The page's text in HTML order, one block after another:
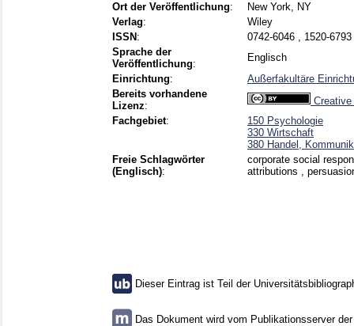
Ort der Veröffentlichung:
New York, NY
Verlag:
Wiley
ISSN :
0742-6046 , 1520-6793
Sprache der
Veröffentlichung:
Englisch
Einrichtung:
Außerfakultäre
Bereits vorhandene
Lizenz:
Fachgebiet:
150 Psychologie
330 Wirtschaft
380 Handel,
Freie Schlagwörter
(Englisch):
corporate social
attributions ,
Dieser Eintrag ist Teil der
Das Dokument wird vom Publikationsserver